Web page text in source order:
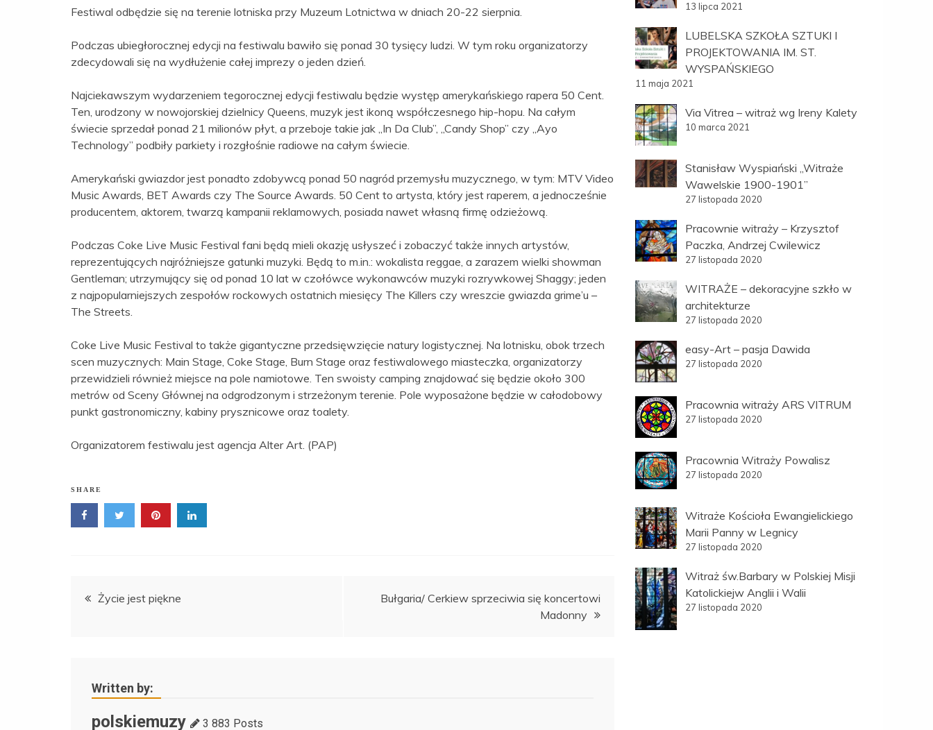
Festiwal odbędzie się na terenie lotniska przy Muzeum Lotnictwa w dniach 20-22 sierpnia.
Podczas ubiegłorocznej edycji na festiwalu bawiło się ponad 30 tysięcy ludzi. W tym roku organizatorzy
zdecydowali się na wydłużenie całej imprezy o jeden dzień.
Najciekawszym wydarzeniem tegorocznej edycji festiwalu będzie występ amerykańskiego rapera 50 Cent.
Ten, urodzony w nowojorskiej dzielnicy Queens, muzyk jest ikoną współczesnego hip-hopu. Na całym
świecie sprzedał ponad 21 milionów płyt, a przeboje takie jak „In Da Club”, „Candy Shop” czy „Ayo
Technology” podbiły parkiety i rozgłośnie radiowe na całym świecie.
Amerykański gwiazdor jest ponadto zdobywcą ponad 50 nagród przemysłu muzycznego, w tym: MTV Video
Music Awards, BET Awards czy The Source Awards. 50 Cent to artysta, który jest raperem, a jednocześnie
producentem, aktorem, twarzą kampanii reklamowych, posiada nawet własną firmę odzieżową.
Podczas Coke Live Music Festival fani będą mieli okazję usłyszeć i zobaczyć także innych artystów,
reprezentujących najróżniejsze gatunki muzyki. Będą to m.in.: wokalista reggae, a zarazem wielki showman
Gentleman; utrzymujący się od ponad 10 lat w czołówce wykonawców muzyki rozrywkowej Shaggy; jeden
z najpopularniejszych zespołów rockowych ostatnich miesięcy The Killers czy wreszcie gwiazda grime’u –
The Streets.
Coke Live Music Festival to także gigantyczne przedsięwzięcie natury logistycznej. Na lotnisku, obok trzech
scen muzycznych: Main Stage, Coke Stage, Burn Stage oraz festiwalowego miasteczka, organizatorzy
przewidzieli również miejsce na pole namiotowe. Ten swoisty camping znajdować się będzie około 300
metrów od Sceny Głównej na odgrodzonym i strzeżonym terenie. Pole wyposażone będzie w całodobowy
punkt gastronomiczny, kabiny prysznicowe oraz toalety.
Organizatorem festiwalu jest agencja Alter Art. (PAP)
SHARE
Nawigacja
Życie jest piękne
Bułgaria/ Cerkiew sprzeciwia się koncertowi
Madonny
Written by:
polskiemuzy 3 883 Posts
13 lipca 2021
LUBELSKA SZKOŁA SZTUKI I
PROJEKTOWANIA IM. ST.
WYSPAŃSKIEGO
11 maja 2021
Via Vitrea – witraż wg Ireny Kalety
10 marca 2021
Stanisław Wyspiański „Witraże
Wawelskie 1900-1901”
27 listopada 2020
Pracownie witraży – Krzysztof
Paczka, Andrzej Cwilewicz
27 listopada 2020
WITRAŻE – dekoracyjne szkło w
architekturze
27 listopada 2020
easy-Art – pasja Dawida
27 listopada 2020
Pracownia witraży ARS VITRUM
27 listopada 2020
Pracownia Witraży Powalisz
27 listopada 2020
Witraże Kościoła Ewangielickiego
Marii Panny w Legnicy
27 listopada 2020
Witraż św.Barbary w Polskiej Misji
Katolickiejw Anglii i Walii
27 listopada 2020